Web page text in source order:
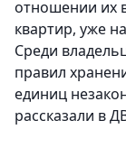
отношении их
квартир, уже
Среди
правил
единиц
рассказали в